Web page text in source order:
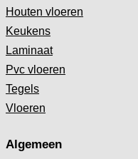
Houten vloeren
Keukens
Laminaat
Pvc vloeren
Tegels
Vloeren
Algemeen